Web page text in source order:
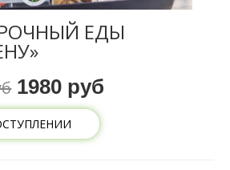
ЕДЫ
1980 руб